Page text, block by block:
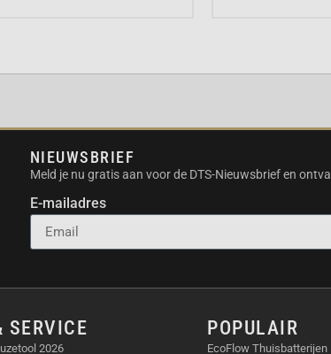
zich van
dock biedt niet alleen
HD touchscreen om
bedienen. Bovendien
Daardoor ben je
Bovendien heeft
stabilisatiemodi:
stabilisatoren zorgen
NIEUWSBRIEF
Meld je nu gratis aan voor de DTS-Nieuwsbrief en
E-mailadres
SERVICE
2026
POPULAIR
EcoFlow Thuisbatterijen